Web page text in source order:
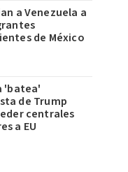
a Venezuela a
de México
'batea'
de Trump
centrales
a EU